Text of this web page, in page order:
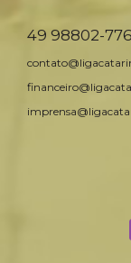
49 98802-